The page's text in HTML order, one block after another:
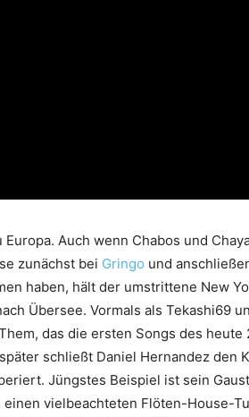
Auch wenn Chabos und
zunächst bei Gringo und
haben, hält der umstrittene New
Übersee. Vormals als Tekashi69
das die ersten Songs des heute
schließt Daniel Hernandez den
Jüngstes Beispiel ist sein
vielbeachteten Flöten-House-